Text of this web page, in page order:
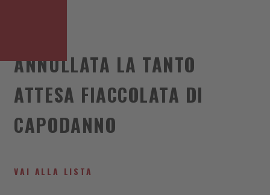
ANNULLATA LA TANTO
ATTESA FIACCOLATA DI
CAPODANNO
VAI ALLA LISTA